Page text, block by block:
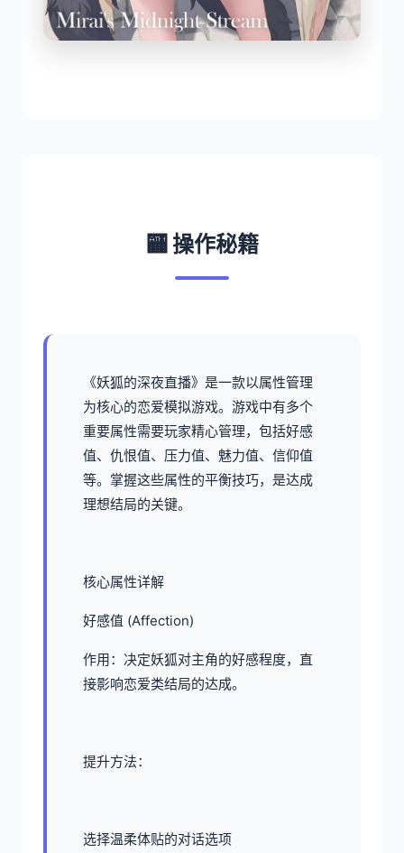
🏧 操作秘籍
《妖狐的深夜直播》是一款以属性管理
为核心的恋爱模拟游戏。游戏中有多个
重要属性需要玩家精心管理，包括好感
值、仇恨值、压力值、魅力值、信仰值
等。掌握这些属性的平衡技巧，是达成
理想结局的关键。
核心属性详解
好感值 (Affection)
作用：决定妖狐对主角的好感程度，直
接影响恋爱类结局的达成。
提升方法：
选择温柔体贴的对话选项